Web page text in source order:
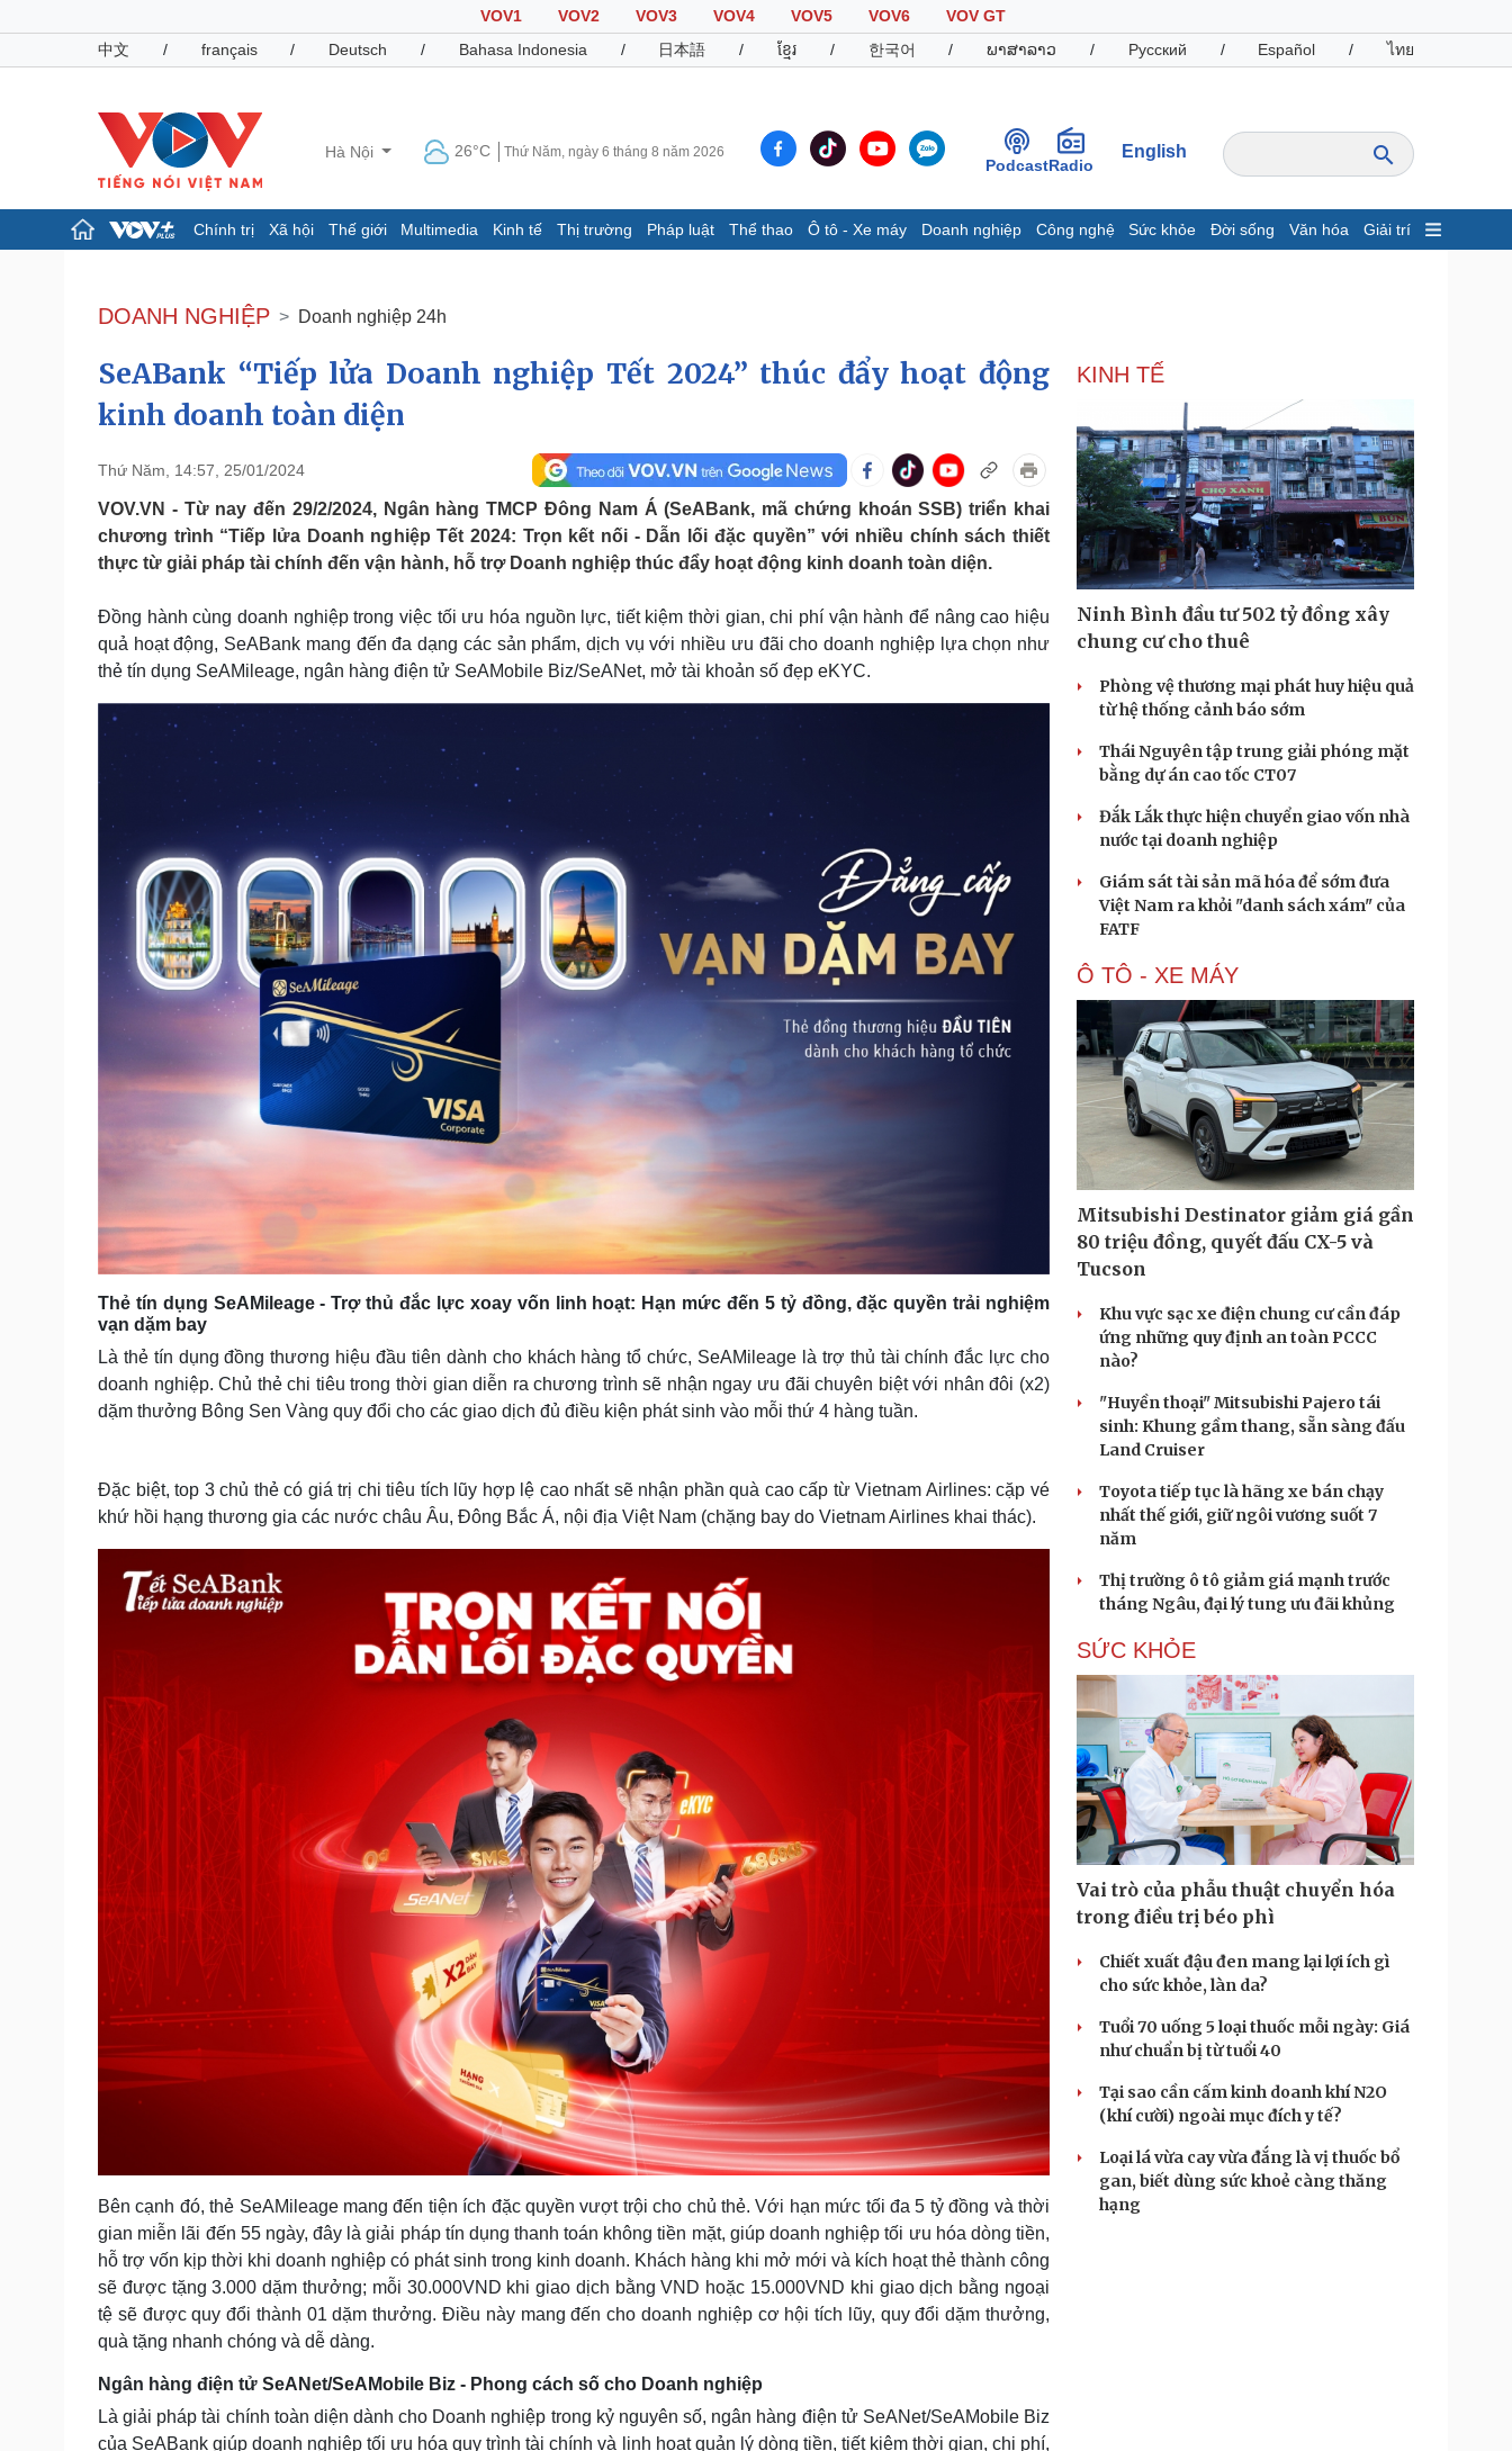
VOV1 VOV2 VOV3 VOV4 VOV5 VOV6
VOV GT
中文
/ français / Deutsch / Bahasa Indonesia / 日本語 / ខ្មែរ / 한국어 / ພາສາລາວ / Русский / Español / ไทย
Hà Nội 26°C Thứ Năm, ngày 6 tháng 8 năm 2026
PodcastRadio
English
Chính trị Xã hội Thế giới Multimedia Kinh tế Thị trường Pháp luật Thể thao Ô tô - Xe máy Doanh nghiệp Công nghệ Sức khỏe Đời sống Văn hóa Giải trí
Đảng
Tổ chức nhân sự
Nhận diện sự thật
Tin 24h
Dự báo thời tiết
Dấu ấn VOV
Việc làm
Biển đảo
Infographic
Giá cà phê
Pháp luật
Tin nóng
Tư vấn luật
Việt Nam
Phân tích
Thể thao
Bóng đá
Lịch thi đấu bóng đá
Thế giới thể thao
eSports
Ô tô - Xe máy
Ô tô
Xe máy
Tư vấn
Doanh nghiệp
Thông tin doanh nghiệp
Doanh nghiệp 24h
Doanh nhân
Vì cộng đồng
Công nghệ
Sành điệu
Tin Công nghệ
Trải nghiệm
Chuyển đổi số
Sức khỏe
Dinh dưỡng - món ngon
Cây thuốc
Sản phụ khoa
Nhi khoa
Làm đẹp - giảm cân
Phòng mạch online
Ăn sạch sống khỏe
Đời sống
Nhà đẹp
Blog
Tình yêu - Gia đình
Văn hóa
Sân khấu - Điện ảnh
Văn học
Âm nhạc
Giải trí
Nghệ sĩ
Thời trang
Sao Việt
Du lịch
Tư vấn
check-in
Podcast
Đọc truyện đêm khuya
Cửa sổ tình yêu
Hạt giống tâm hồn
Cải chính
DOANH NGHIỆP Doanh nghiệp 24h
SeABank “Tiếp lửa Doanh nghiệp Tết 2024” thúc đẩy hoạt động
kinh doanh toàn diện
Thứ Năm, 14:57, 25/01/2024
VOV.VN - Từ nay đến 29/2/2024, Ngân hàng TMCP Đông Nam Á (SeABank, mã chứng khoán SSB) triển khai
chương trình “Tiếp lửa Doanh nghiệp Tết 2024: Trọn kết nối - Dẫn lối đặc quyền” với nhiều chính sách thiết
thực từ giải pháp tài chính đến vận hành, hỗ trợ Doanh nghiệp thúc đẩy hoạt động kinh doanh toàn diện.
Đồng hành cùng doanh nghiệp trong việc tối ưu hóa nguồn lực, tiết kiệm thời gian, chi phí vận hành để nâng cao hiệu
quả hoạt động, SeABank mang đến đa dạng các sản phẩm, dịch vụ với nhiều ưu đãi cho doanh nghiệp lựa chọn như
thẻ tín dụng SeAMileage, ngân hàng điện tử SeAMobile Biz/SeANet, mở tài khoản số đẹp eKYC.
Thẻ tín dụng SeAMileage - Trợ thủ đắc lực xoay vốn linh hoạt: Hạn mức đến 5 tỷ đồng, đặc quyền trải nghiệm
vạn dặm bay
Là thẻ tín dụng đồng thương hiệu đầu tiên dành cho khách hàng tổ chức, SeAMileage là trợ thủ tài chính đắc lực cho
doanh nghiệp. Chủ thẻ chi tiêu trong thời gian diễn ra chương trình sẽ nhận ngay ưu đãi chuyên biệt với nhân đôi (x2)
dặm thưởng Bông Sen Vàng quy đổi cho các giao dịch đủ điều kiện phát sinh vào mỗi thứ 4 hàng tuần.
Đặc biệt, top 3 chủ thẻ có giá trị chi tiêu tích lũy hợp lệ cao nhất sẽ nhận phần quà cao cấp từ Vietnam Airlines: cặp vé
khứ hồi hạng thương gia các nước châu Âu, Đông Bắc Á, nội địa Việt Nam (chặng bay do Vietnam Airlines khai thác).
Bên cạnh đó, thẻ SeAMileage mang đến tiện ích đặc quyền vượt trội cho chủ thẻ. Với hạn mức tối đa 5 tỷ đồng và thời
gian miễn lãi đến 55 ngày, đây là giải pháp tín dụng thanh toán không tiền mặt, giúp doanh nghiệp tối ưu hóa dòng tiền,
hỗ trợ vốn kịp thời khi doanh nghiệp có phát sinh trong kinh doanh. Khách hàng khi mở mới và kích hoạt thẻ thành công
sẽ được tặng 3.000 dặm thưởng; mỗi 30.000VND khi giao dịch bằng VND hoặc 15.000VND khi giao dịch bằng ngoại
tệ sẽ được quy đổi thành 01 dặm thưởng. Điều này mang đến cho doanh nghiệp cơ hội tích lũy, quy đổi dặm thưởng,
quà tặng nhanh chóng và dễ dàng.
Ngân hàng điện tử SeANet/SeAMobile Biz - Phong cách số cho Doanh nghiệp
Là giải pháp tài chính toàn diện dành cho Doanh nghiệp trong kỷ nguyên số, ngân hàng điện tử SeANet/SeAMobile Biz
của SeABank giúp doanh nghiệp tối ưu hóa quy trình tài chính và linh hoạt quản lý dòng tiền, tiết kiệm thời gian, chi phí,
KINH TẾ
Ninh Bình đầu tư 502 tỷ đồng xây
chung cư cho thuê
Phòng vệ thương mại phát huy hiệu quả
từ hệ thống cảnh báo sớm
Thái Nguyên tập trung giải phóng mặt
bằng dự án cao tốc CT07
Đắk Lắk thực hiện chuyển giao vốn nhà
nước tại doanh nghiệp
Giám sát tài sản mã hóa để sớm đưa
Việt Nam ra khỏi "danh sách xám" của
FATF
Ô TÔ - XE MÁY
Mitsubishi Destinator giảm giá gần
80 triệu đồng, quyết đấu CX-5 và
Tucson
Khu vực sạc xe điện chung cư cần đáp
ứng những quy định an toàn PCCC
nào?
"Huyền thoại" Mitsubishi Pajero tái
sinh: Khung gầm thang, sẵn sàng đấu
Land Cruiser
Toyota tiếp tục là hãng xe bán chạy
nhất thế giới, giữ ngôi vương suốt 7
năm
Thị trường ô tô giảm giá mạnh trước
tháng Ngâu, đại lý tung ưu đãi khủng
SỨC KHỎE
Vai trò của phẫu thuật chuyển hóa
trong điều trị béo phì
Chiết xuất đậu đen mang lại lợi ích gì
cho sức khỏe, làn da?
Tuổi 70 uống 5 loại thuốc mỗi ngày: Giá
như chuẩn bị từ tuổi 40
Tại sao cần cấm kinh doanh khí N2O
(khí cười) ngoài mục đích y tế?
Loại lá vừa cay vừa đắng là vị thuốc bổ
gan, biết dùng sức khoẻ càng thăng
hạng